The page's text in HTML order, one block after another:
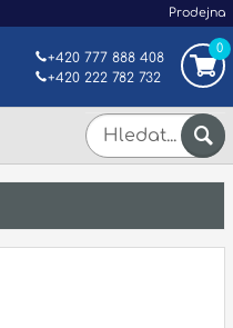
Prodejna
0
+420 777 888 408
+420 222 782 732